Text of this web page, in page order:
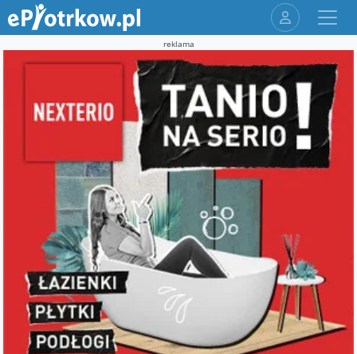
reklama